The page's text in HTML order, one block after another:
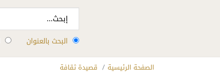
البحث بالعنوان
الصفحة الرئيسية قصيدة ثقافة